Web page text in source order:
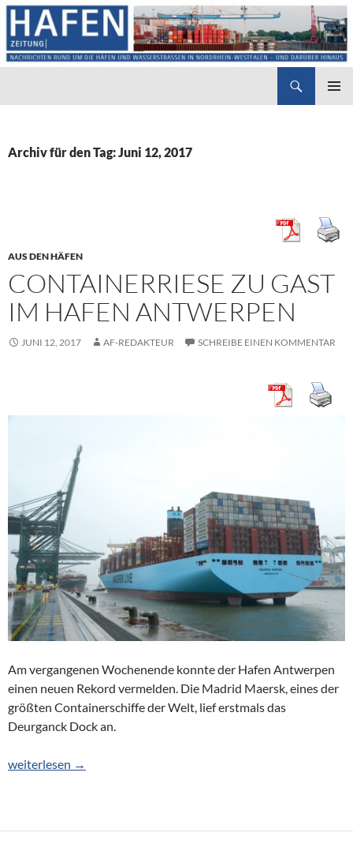
Archiv für den Tag: Juni 12, 2017
AUS DEN HÄFEN
CONTAINERRIESE ZU GAST
IM HAFEN ANTWERPEN
JUNI 12, 2017 AF-REDAKTEUR SCHREIBE EINEN KOMMENTAR
Am vergangenen Wochenende konnte der Hafen Antwerpen
einen neuen Rekord vermelden. Die Madrid Maersk, eines der
größten Containerschiffe der Welt, lief erstmals das
Deurganck Dock an.
Containerriese zu Gast im Hafen Antwerpen
weiterlesen →